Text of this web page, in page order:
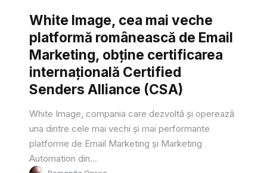
White Image, cea mai veche
platformă românească de Email
Marketing, obține certificarea
internațională Certified
Senders Alliance (CSA)
White Image, compania care dezvoltă și operează
una dintre cele mai vechi și mai performante
platforme de Email Marketing și Marketing
Automation din...